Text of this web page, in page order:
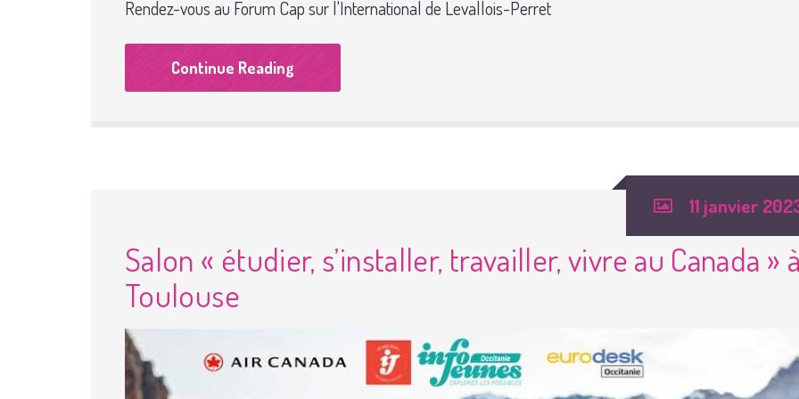
Rendez-vous au Forum Cap sur l'International de Levallois-Perret
Continue Reading
11 janvier
Salon « étudier, s’installer, travailler, vivre au Canada »
Toulouse